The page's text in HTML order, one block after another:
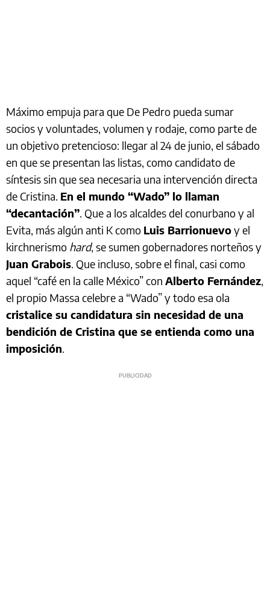
Máximo empuja para que De Pedro pueda sumar
socios y voluntades, volumen y rodaje, como parte de
un objetivo pretencioso: llegar al 24 de junio, el sábado
en que se presentan las listas, como candidato de
síntesis sin que sea necesaria una intervención directa
de Cristina. En el mundo “Wado” lo llaman
“decantación”. Que a los alcaldes del conurbano y al
Evita, más algún anti K como Luis Barrionuevoy el
kirchnerismo hard, se sumen gobernadores norteños y
Juan Grabois. Que incluso, sobre el final, casi como
aquel “café en la calle México” con Alberto Fernández,
el propio Massa celebre a “Wado” y todo esa ola
cristalice su candidatura sin necesidad de una
bendición de Cristina que se entienda como una
imposición.